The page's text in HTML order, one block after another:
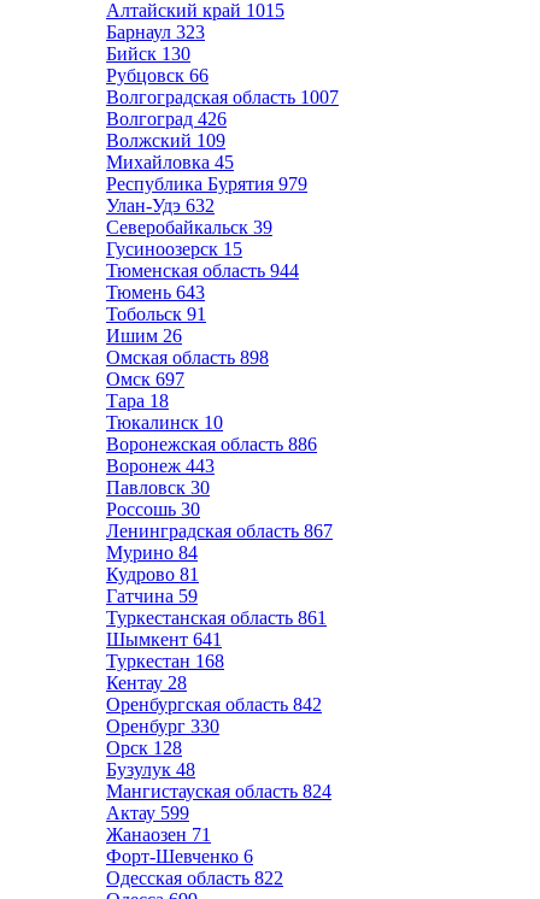
Алтайский край 1015
Барнаул 323
Бийск 130
Рубцовск 66
Волгоградская область 1007
Волгоград 426
Волжский 109
Михайловка 45
Республика Бурятия 979
Улан-Удэ 632
Северобайкальск 39
Гусиноозерск 15
Тюменская область 944
Тюмень 643
Тобольск 91
Ишим 26
Омская область 898
Омск 697
Тара 18
Тюкалинск 10
Воронежская область 886
Воронеж 443
Павловск 30
Россошь 30
Ленинградская область 867
Мурино 84
Кудрово 81
Гатчина 59
Туркестанская область 861
Шымкент 641
Туркестан 168
Кентау 28
Оренбургская область 842
Оренбург 330
Орск 128
Бузулук 48
Мангистауская область 824
Актау 599
Жанаозен 71
Форт-Шевченко 6
Одесская область 822